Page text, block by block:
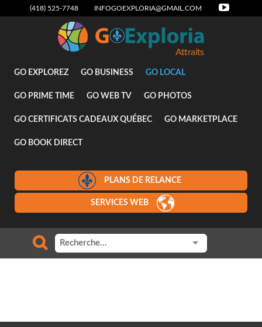
(418) 525-7748 INFOGOEXPLORIA@GMAIL.COM
Attraits
GO EXPLOREZ GO BUSINESS GO LOCAL
GO PRIME TIME GO WEB TV GO PHOTOS
GO CERTIFICATS CADEAUX QUÉBEC GO MARKETPLACE
GO BOOK DIRECT
PLANS DE RELANCE
SERVICES WEB